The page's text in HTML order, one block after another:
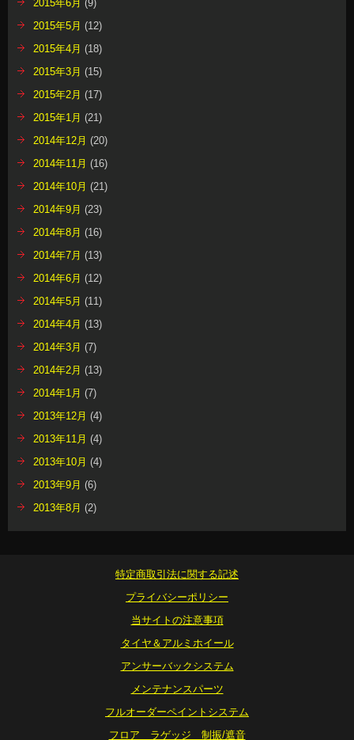
2015年6月 (9)
2015年5月 (12)
2015年4月 (18)
2015年3月 (15)
2015年2月 (17)
2015年1月 (21)
2014年12月 (20)
2014年11月 (16)
2014年10月 (21)
2014年9月 (23)
2014年8月 (16)
2014年7月 (13)
2014年6月 (12)
2014年5月 (11)
2014年4月 (13)
2014年3月 (7)
2014年2月 (13)
2014年1月 (7)
2013年12月 (4)
2013年11月 (4)
2013年10月 (4)
2013年9月 (6)
2013年8月 (2)
特定商取引法に関する記述
プライバシーポリシー
当サイトの注意事項
タイヤ＆アルミホイール
アンサーバックシステム
メンテナンスパーツ
フルオーダーペイントシステム
フロア ラゲッジ 制振/遮音